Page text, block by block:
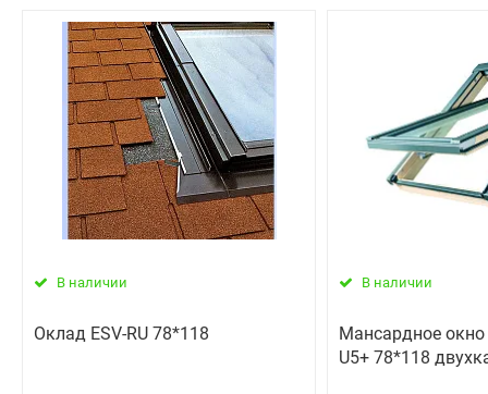
В наличии
Оклад ESV-RU 78*118
В наличии
Мансардное окно
U5+ 78*118